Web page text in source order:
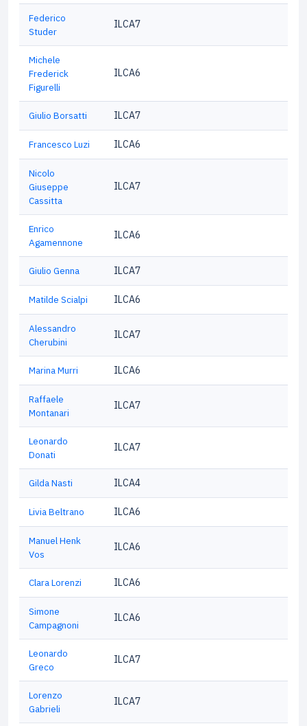
Federico
Studer
ILCA7
Michele
Frederick
Figurelli
ILCA6
Giulio Borsatti ILCA7
Francesco Luzi ILCA6
Nicolo
Giuseppe
Cassitta
ILCA7
Enrico
Agamennone
ILCA6
Giulio Genna ILCA7
Matilde Scialpi ILCA6
Alessandro
Cherubini
ILCA7
Marina Murri ILCA6
Raffaele
Montanari
ILCA7
Leonardo
Donati
ILCA7
Gilda Nasti ILCA4
Livia Beltrano ILCA6
Manuel Henk
Vos
ILCA6
Clara Lorenzi ILCA6
Simone
Campagnoni
ILCA6
Leonardo
Greco
ILCA7
Lorenzo
Gabrieli
ILCA7